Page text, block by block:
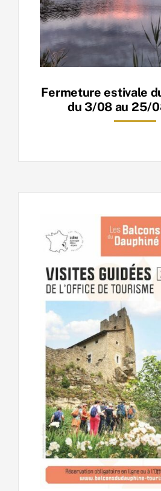
Fermeture estivale
du 3/08 au 25/